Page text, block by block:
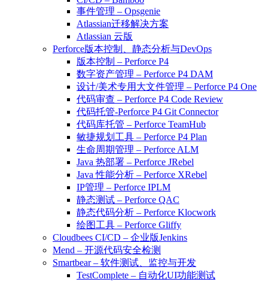
事件管理 – Opsgenie
Atlassian迁移解决方案
Atlassian 云版
Perforce版本控制、静态分析与DevOps
版本控制 – Perforce P4
数字资产管理 – Perforce P4 DAM
设计/美术专用大文件管理 – Perforce P4 One
代码审查 – Perforce P4 Code Review
代码托管-Perforce P4 Git Connector
代码库托管 – Perforce TeamHub
敏捷规划工具 – Perforce P4 Plan
生命周期管理 – Perforce ALM
Java 热部署 – Perforce JRebel
Java 性能分析 – Perforce XRebel
IP管理 – Perforce IPLM
静态测试 – Perforce QAC
静态代码分析 – Perforce Klocwork
绘图工具 – Perforce Gliffy
Cloudbees CI/CD – 企业版Jenkins
Mend – 开源代码安全检测
Smartbear – 软件测试、监控与开发
TestComplete – 自动化UI功能测试